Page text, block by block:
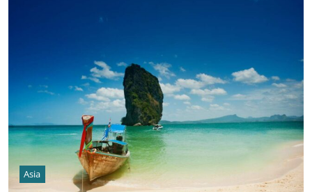
Asia